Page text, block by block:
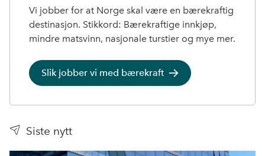
Vi jobber for at Norge skal være en bærekraftig
destinasjon. Stikkord: Bærekraftige innkjøp,
mindre matsvinn, nasjonale turstier og mye mer.
Slik jobber vi med bærekraft
Siste nytt